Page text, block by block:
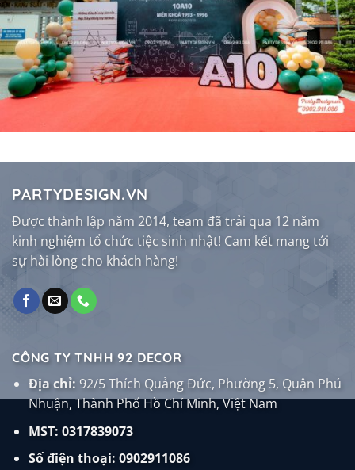
PARTYDESIGN.VN
Được thành lập năm 2014, team đã trải qua 12 năm
kinh nghiệm tổ chức tiệc sinh nhật! Cam kết mang tới
sự hài lòng cho khách hàng!
CÔNG TY TNHH 92 DECOR
Địa chỉ: 92/5 Thích Quảng Đức, Phường 5, Quận Phú
Nhuận, Thành Phố Hồ Chí Minh, Việt Nam
MST: 0317839073
Số điện thoại: 0902911086